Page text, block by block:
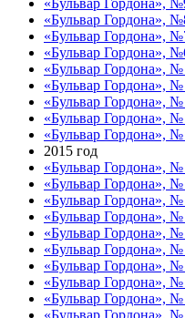
«Бульвар Гордона»,
«Бульвар Гордона»,
«Бульвар Гордона»,
«Бульвар Гордона»,
«Бульвар Гордона»,
«Бульвар Гордона»,
«Бульвар Гордона»,
«Бульвар Гордона»,
2015 год
«Бульвар Гордона»,
«Бульвар Гордона»,
«Бульвар Гордона»,
«Бульвар Гордона»,
«Бульвар Гордона»,
«Бульвар Гордона»,
«Бульвар Гордона»,
«Бульвар Гордона»,
«Бульвар Гордона»,
«Бульвар Гордона»,